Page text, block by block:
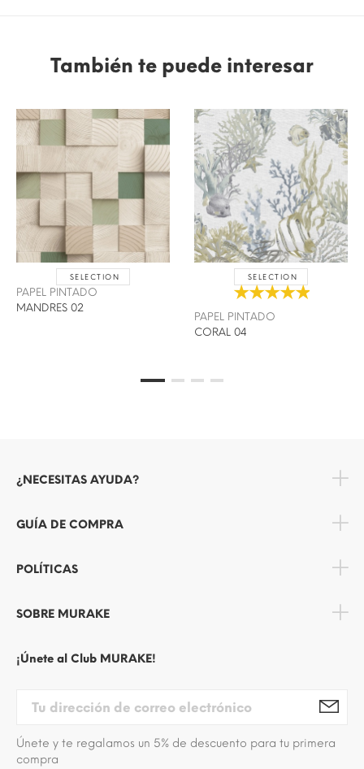
También te puede interesar
SELECTION
PAPEL PINTADO
MANDRES 02
SELECTION
PAPEL PINTADO
CORAL 04
¿NECESITAS AYUDA?
GUÍA DE COMPRA
POLÍTICAS
SOBRE MURAKE
¡Únete al Club MURAKE!
Únete y te regalamos un 5% de descuento para tu primera
compra